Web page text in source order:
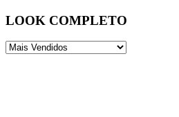
LOOK COMPLETO